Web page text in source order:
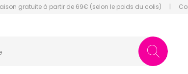
gratuite à partir de 69€ (selon le poids du colis) |
Amiens Fachon